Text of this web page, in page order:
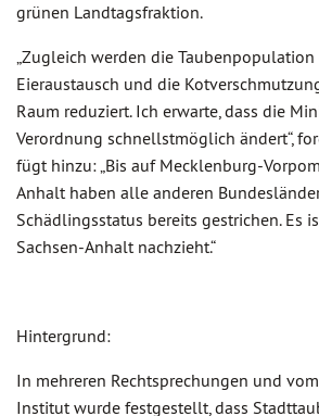
grünen Landtagsfraktion.
„Zugleich werden die Taubenpopulation
Eieraustausch und die
Raum reduziert. Ich erwarte, dass die
Verordnung schnellstmöglich ändert“,
fügt hinzu: „Bis auf Mecklenburg-
Anhalt haben alle anderen
Schädlingsstatus bereits gestrichen. Es
Sachsen-Anhalt nachzieht.“
Hintergrund:
In mehreren Rechtsprechungen und
Institut wurde festgestellt, dass